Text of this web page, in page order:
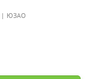
ЮЗАО